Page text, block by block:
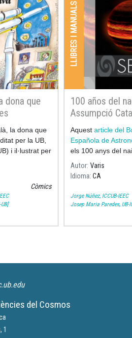
dona que
la dona que
per la UB,
i il·lustrat per
més
Còmics
LLIBRES I MANUALS
100 años del
Assumpció
Boletín de la
de Astronomía
Aquest article del
Española de
els 100 anys del
Autor Varis
Idioma CA
Jorge Núñez, ICCUB-IEEC
Josep Maria Paredes, UB-
del Cosmos
1